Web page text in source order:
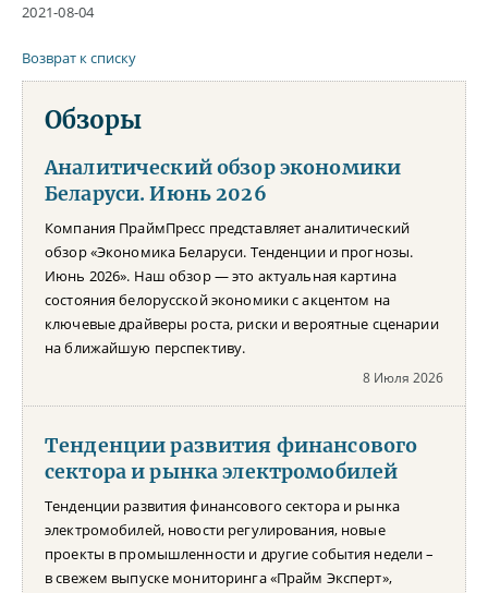
2021-08-04
Возврат к списку
Обзоры
Аналитический обзор экономики
Беларуси. Июнь 2026
Компания ПраймПресс представляет аналитический
обзор «Экономика Беларуси. Тенденции и прогнозы.
Июнь 2026». Наш обзор — это актуальная картина
состояния белорусской экономики с акцентом на
ключевые драйверы роста, риски и вероятные сценарии
на ближайшую перспективу.
8 Июля 2026
Тенденции развития финансового
сектора и рынка электромобилей
Тенденции развития финансового сектора и рынка
электромобилей, новости регулирования, новые
проекты в промышленности и другие события недели –
в свежем выпуске мониторинга «Прайм Эксперт»,